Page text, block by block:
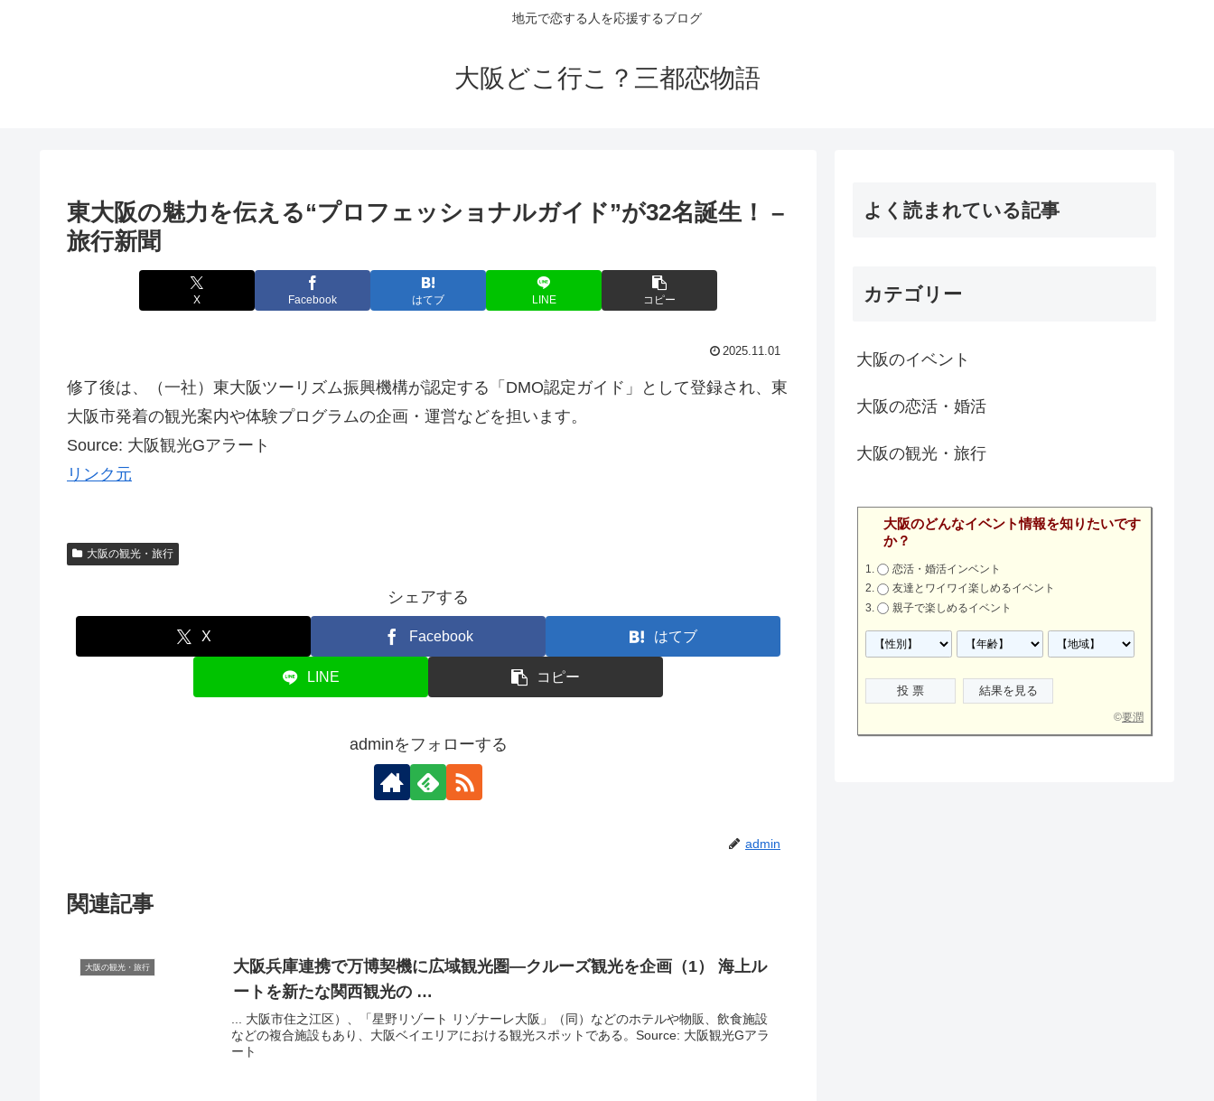
地元で恋する人を応援するブログ
大阪どこ行こ？三都恋物語
東大阪の魅力を伝える“プロフェッショナルガイド”が32名誕生！ –
旅行新聞
X Facebook はてブ LINE コピー
2025.11.01
修了後は、（一社）東大阪ツーリズム振興機構が認定する「DMO認定ガイド」として登録され、東
大阪市発着の観光案内や体験プログラムの企画・運営などを担います。
Source: 大阪観光Gアラート
リンク元
大阪の観光・旅行
シェアする
X Facebook はてブ
LINE コピー
adminをフォローする
admin
関連記事
大阪の観光・旅行 大阪兵庫連携で万博契機に広域観光圏―クルーズ観光を企画（1） 海上ル
ートを新たな関西観光の …
... 大阪市住之江区）、「星野リゾート リゾナーレ大阪」（同）などのホテルや物販、飲食施設
などの複合施設もあり、大阪ベイエリアにおける観光スポットである。Source: 大阪観光Gアラ
ート
よく読まれている記事
カテゴリー
大阪のイベント
大阪の恋活・婚活
大阪の観光・旅行
大阪のどんなイベント情報を知りたいです
か？
恋活・婚活インベント
友達とワイワイ楽しめるイベント
親子で楽しめるイベント
©要潤